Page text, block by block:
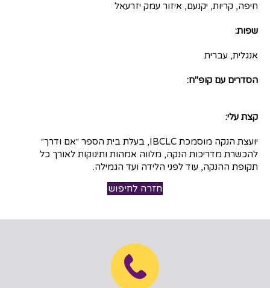
חיפה, קריות, יקנעם, איזור עמק יזרעאל
שפות:
אנגלית, עברית
הסדרים עם קופ"ח:
קצת עלי:
יועצת הנקה מוסמכת IBCLC, בעלת בית הספר ״אם ודרך״
להכשרת מדריכות הנקה, מלווה אמהות ותינוקות לאורך כל
תקופת ההנקה, עוד לפני הלידה ועד הגמילה.
חזרה לחיפוש